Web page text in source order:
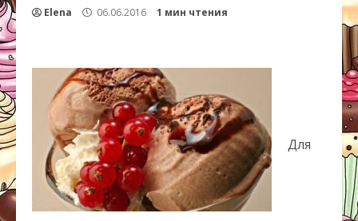
Elena 06.06.2016 1 мин чтения
Для